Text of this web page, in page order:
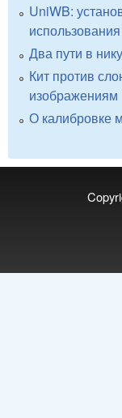
UniWB:
использования
Два пути в
Кит против
изображениям
О калибровке